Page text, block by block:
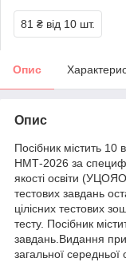
81 ₴ від 10 шт.
Опис
Опис
Посібник містить 10
НМТ-2026 за
якості освіти
тестових завдань
цілісних тестових
тесту. Посібник
завдань.Видання
загальної середньої